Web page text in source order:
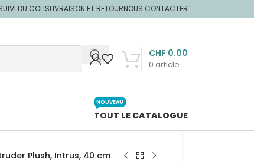
DU COLISLIVRAISON ET RETOURNOUS CONTACTER
0 article
CHF 0.00
TOUT LE CATALOGUE
NOUVEAU
Plush, Intrus, 40 cm